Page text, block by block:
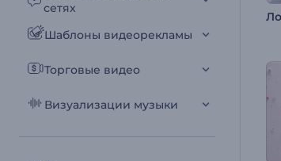
сетях
Шаблоны видеорекламы
Торговые видео
Визуализации музыки